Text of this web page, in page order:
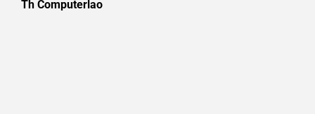
Th Computerlao